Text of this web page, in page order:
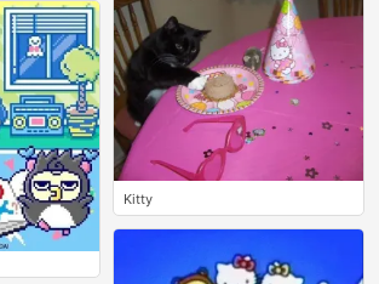
Kitty
0